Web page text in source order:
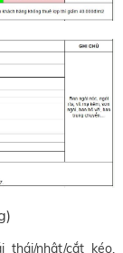
nhật/cắt kéo,